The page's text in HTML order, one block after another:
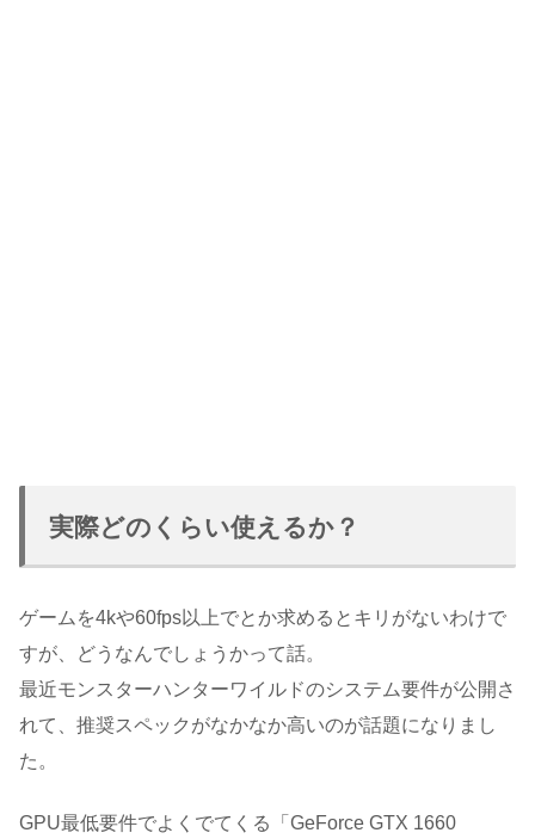
実際どのくらい使えるか？
ゲームを4kや60fps以上でとか求めるとキリがないわけで
すが、どうなんでしょうかって話。
最近モンスターハンターワイルドのシステム要件が公開さ
れて、推奨スペックがなかなか高いのが話題になりまし
た。
GPU最低要件でよくでてくる「GeForce GTX 1660